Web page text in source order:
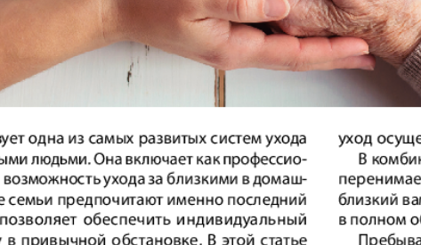
Авангард АйБолит
Антенна
Аргументы и
факты Европа
Бизнес Бизнес мир